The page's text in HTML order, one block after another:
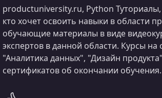
productuniversity.ru, Python
кто хочет освоить навыки в области
обучающие материалы в виде
экспертов в данной области. Курсы
"Аналитика данных", "Дизайн
сертификатов об окончании обучения.